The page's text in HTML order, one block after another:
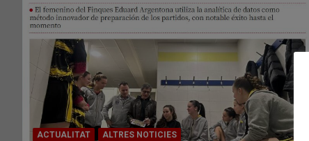
ACTUALITAT ALTRES NOTICIES